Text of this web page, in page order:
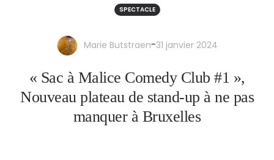
SPECTACLE
Marie Butstraen-31 janvier 2024
« Sac à Malice Comedy Club #1 »,
Nouveau plateau de stand-up à ne pas
manquer à Bruxelles